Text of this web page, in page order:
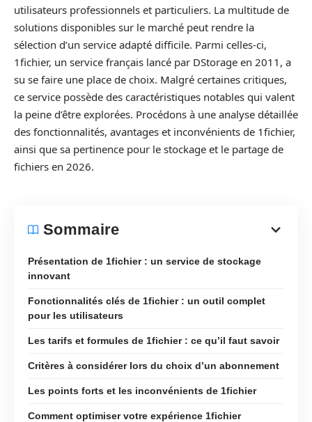
utilisateurs professionnels et particuliers. La multitude de
solutions disponibles sur le marché peut rendre la
sélection d’un service adapté difficile. Parmi celles-ci,
1fichier, un service français lancé par DStorage en 2011, a
su se faire une place de choix. Malgré certaines critiques,
ce service possède des caractéristiques notables qui valent
la peine d’être explorées. Procédons à une analyse détaillée
des fonctionnalités, avantages et inconvénients de 1fichier,
ainsi que sa pertinence pour le stockage et le partage de
fichiers en 2026.
Sommaire
Présentation de 1fichier : un service de stockage
innovant
Fonctionnalités clés de 1fichier : un outil complet
pour les utilisateurs
Les tarifs et formules de 1fichier : ce qu’il faut savoir
Critères à considérer lors du choix d’un abonnement
Les points forts et les inconvénients de 1fichier
Comment optimiser votre expérience 1fichier